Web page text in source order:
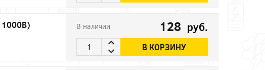
В наличии 128 руб.
В КОРЗИНУ